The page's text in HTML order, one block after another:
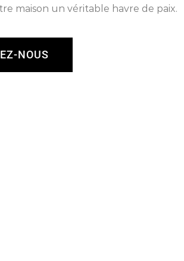
maison un véritable havre de paix.
NOUS